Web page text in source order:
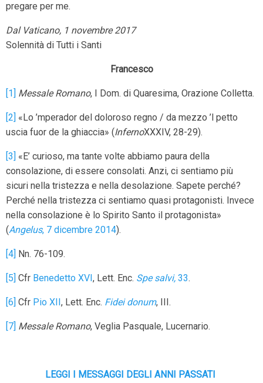
pregare per me.
Dal Vaticano, 1 novembre 2017
Solennità di Tutti i Santi
Francesco
[1] Messale Romano, I Dom. di Quaresima, Orazione Colletta.
[2] «Lo ’mperador del doloroso regno / da mezzo ’l petto
uscia fuor de la ghiaccia» (InfernoXXXIV, 28-29).
[3] «E’ curioso, ma tante volte abbiamo paura della
consolazione, di essere consolati. Anzi, ci sentiamo più
sicuri nella tristezza e nella desolazione. Sapete perché?
Perché nella tristezza ci sentiamo quasi protagonisti. Invece
nella consolazione è lo Spirito Santo il protagonista»
(Angelus, 7 dicembre 2014).
[4] Nn. 76-109.
[5] Cfr Benedetto XVI , Lett. Enc. Spe salvi, 33.
[6] Cfr Pio XII , Lett. Enc. Fidei donum, III.
[7] Messale Romano, Veglia Pasquale, Lucernario.
LEGGI I MESSAGGI DEGLI ANNI PASSATI